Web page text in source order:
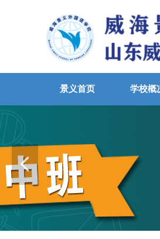
넳
景义首页 学校概